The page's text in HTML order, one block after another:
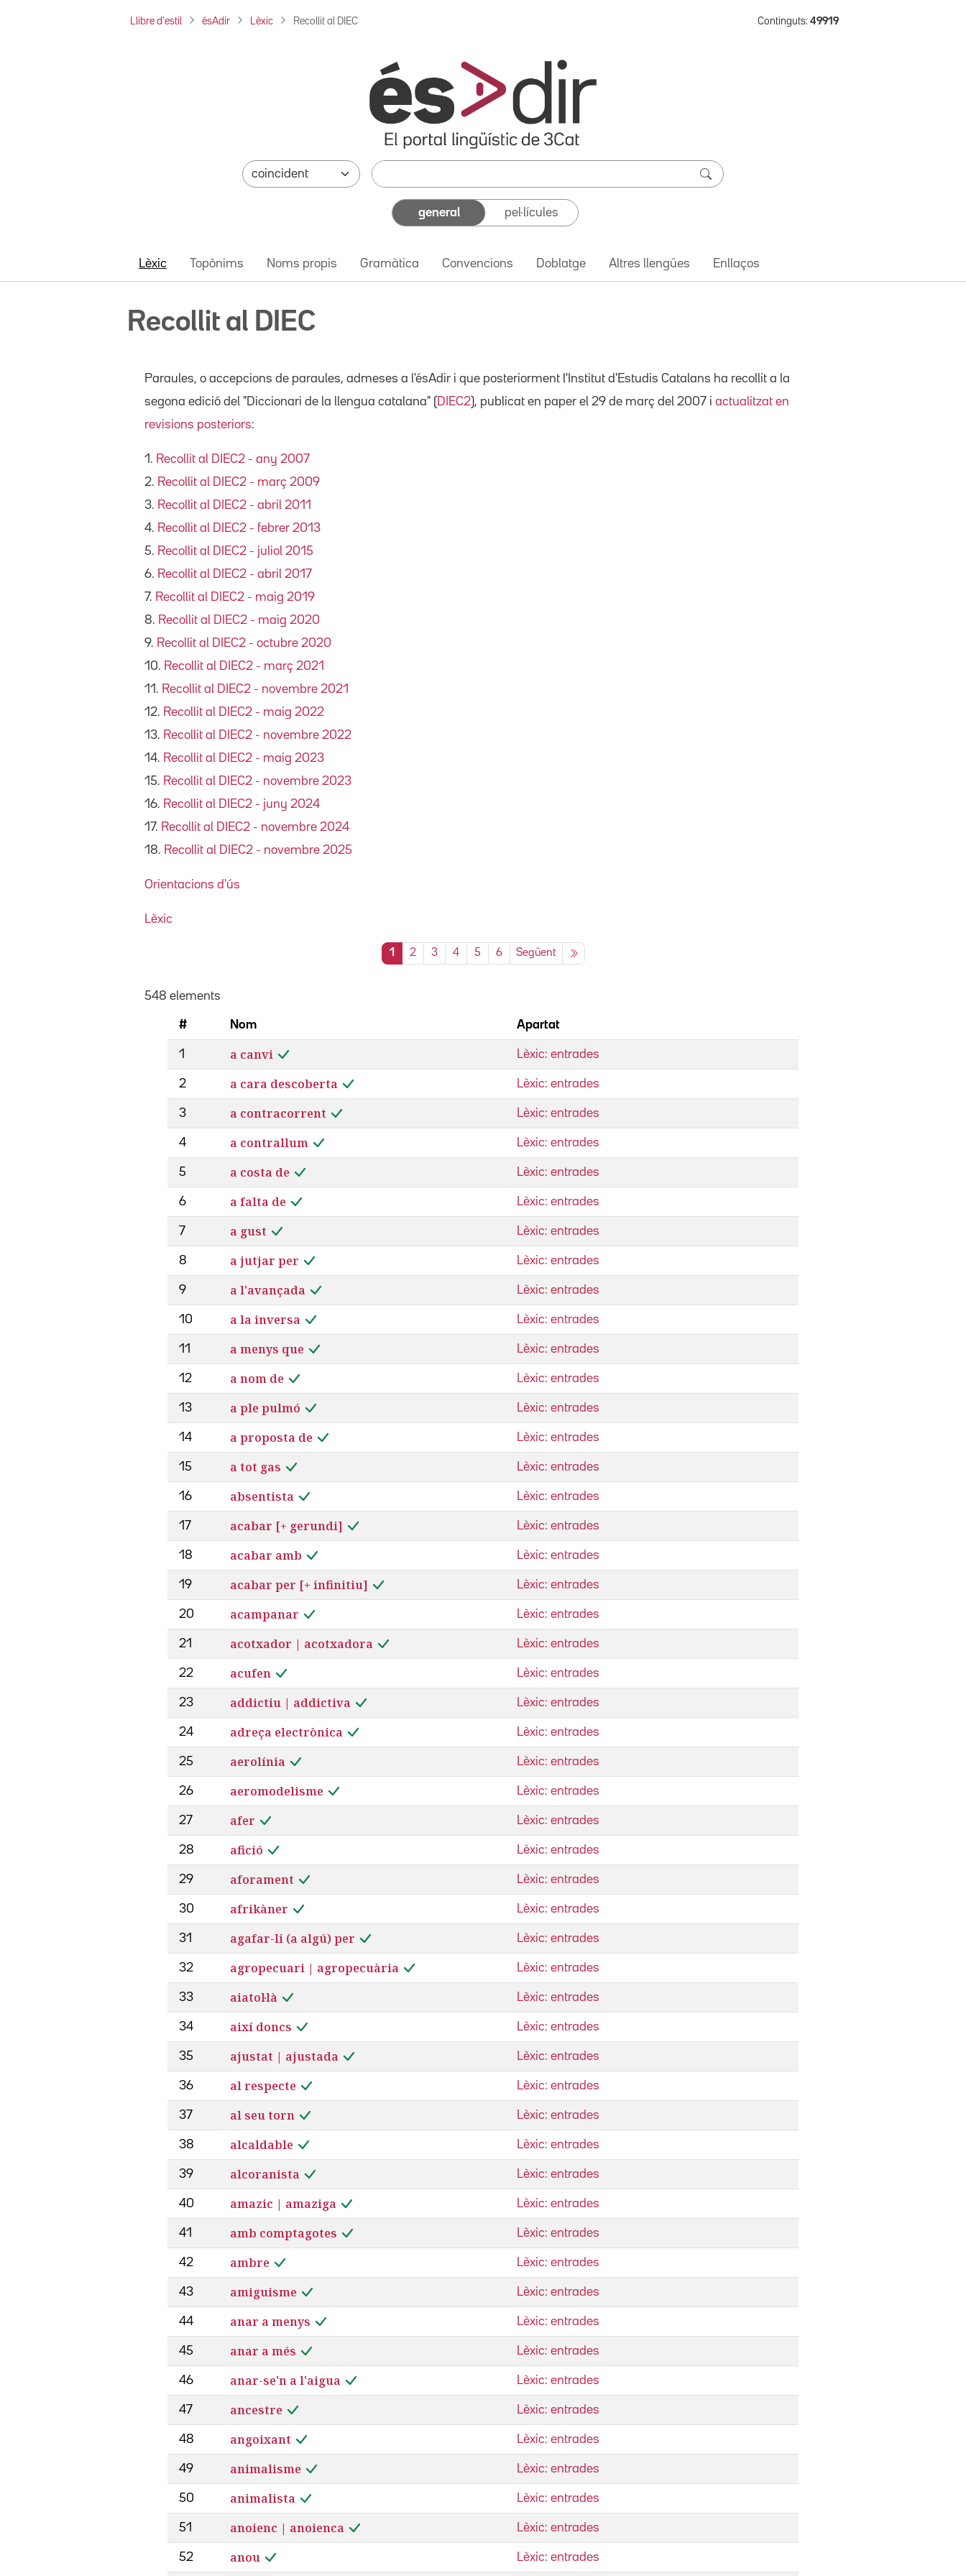
Llibre d'estil ésAdir Lèxic Recollit al DIEC Continguts: 49919
general pel·lícules
Lèxic Topònims Noms propis Gramàtica Convencions Doblatge Altres llengües Enllaços
Recollit al DIEC
Paraules, o accepcions de paraules, admeses a l'ésAdir i que posteriorment l'Institut d'Estudis Catalans ha recollit a la
segona edició del "Diccionari de la llengua catalana" ( DIEC2), publicat en paper el 29 de març del 2007 i actualitzat en
revisions posteriors:
1. Recollit al DIEC2 - any 2007
2. Recollit al DIEC2 - març 2009
3. Recollit al DIEC2 - abril 2011
4. Recollit al DIEC2 - febrer 2013
5. Recollit al DIEC2 - juliol 2015
6. Recollit al DIEC2 - abril 2017
7. Recollit al DIEC2 - maig 2019
8. Recollit al DIEC2 - maig 2020
9. Recollit al DIEC2 - octubre 2020
10. Recollit al DIEC2 - març 2021
11. Recollit al DIEC2 - novembre 2021
12. Recollit al DIEC2 - maig 2022
13. Recollit al DIEC2 - novembre 2022
14. Recollit al DIEC2 - maig 2023
15. Recollit al DIEC2 - novembre 2023
16. Recollit al DIEC2 - juny 2024
17. Recollit al DIEC2 - novembre 2024
18. Recollit al DIEC2 - novembre 2025
Orientacions d'ús
Lèxic
1 2 3 4 5 6 Següent
548 elements
# Nom Apartat
1 a canvi Lèxic: entrades
2 a cara descoberta Lèxic: entrades
3 a contracorrent Lèxic: entrades
4 a contrallum Lèxic: entrades
5 a costa de Lèxic: entrades
6 a falta de Lèxic: entrades
7 a gust Lèxic: entrades
8 a jutjar per Lèxic: entrades
9 a l'avançada Lèxic: entrades
10 a la inversa Lèxic: entrades
11 a menys que Lèxic: entrades
12 a nom de Lèxic: entrades
13 a ple pulmó Lèxic: entrades
14 a proposta de Lèxic: entrades
15 a tot gas Lèxic: entrades
16 absentista Lèxic: entrades
17 acabar [+ gerundi] Lèxic: entrades
18 acabar amb Lèxic: entrades
19 acabar per [+ infinitiu] Lèxic: entrades
20 acampanar Lèxic: entrades
21 acotxador | acotxadora Lèxic: entrades
22 acufen Lèxic: entrades
23 addictiu | addictiva Lèxic: entrades
24 adreça electrònica Lèxic: entrades
25 aerolínia Lèxic: entrades
26 aeromodelisme Lèxic: entrades
27 afer Lèxic: entrades
28 afició Lèxic: entrades
29 aforament Lèxic: entrades
30 afrikàner Lèxic: entrades
31 agafar-li (a algú) per Lèxic: entrades
32 agropecuari | agropecuària Lèxic: entrades
33 aiatol·là Lèxic: entrades
34 així doncs Lèxic: entrades
35 ajustat | ajustada Lèxic: entrades
36 al respecte Lèxic: entrades
37 al seu torn Lèxic: entrades
38 alcaldable Lèxic: entrades
39 alcoranista Lèxic: entrades
40 amazic | amaziga Lèxic: entrades
41 amb comptagotes Lèxic: entrades
42 ambre Lèxic: entrades
43 amiguisme Lèxic: entrades
44 anar a menys Lèxic: entrades
45 anar a més Lèxic: entrades
46 anar-se'n a l'aigua Lèxic: entrades
47 ancestre Lèxic: entrades
48 angoixant Lèxic: entrades
49 animalisme Lèxic: entrades
50 animalista Lèxic: entrades
51 anoienc | anoienca Lèxic: entrades
52 anou Lèxic: entrades